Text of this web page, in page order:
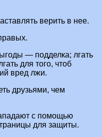
верить в нее.
— подделка; лгать
для того, чтоб
вред лжи.
друзьями, чем
с помощью
для защиты.